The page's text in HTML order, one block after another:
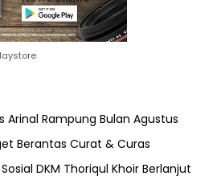
Arinal Rampung Bulan Agustus
Berantas Curat & Curas
DKM Thoriqul Khoir Berlanjut